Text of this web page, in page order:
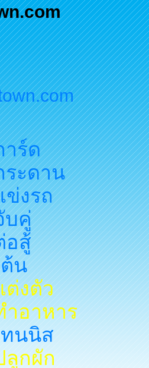
ร์ด
ะดาน
งรถ
บคู่
สู้
น
ต่งตัว
ำอาหาร
นนิส
ลูกผัก